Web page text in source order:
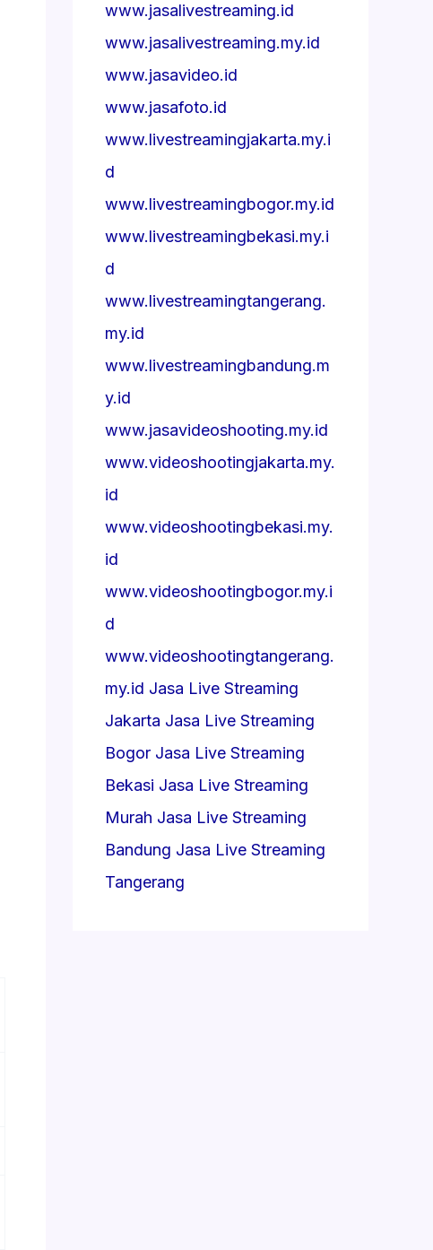
www.jasalivestreaming.id
www.jasalivestreaming.my.id
www.jasavideo.id
www.jasafoto.id
www.livestreamingjakarta.my.i
d
www.livestreamingbogor.my.id
www.livestreamingbekasi.my.i
d
www.livestreamingtangerang.
my.id
www.livestreamingbandung.m
y.id
www.jasavideoshooting.my.id
www.videoshootingjakarta.my.
id
www.videoshootingbekasi.my.
id
www.videoshootingbogor.my.i
d
www.videoshootingtangerang.
my.id Jasa Live Streaming
Jakarta Jasa Live Streaming
Bogor Jasa Live Streaming
Bekasi Jasa Live Streaming
Murah Jasa Live Streaming
Bandung Jasa Live Streaming
Tangerang